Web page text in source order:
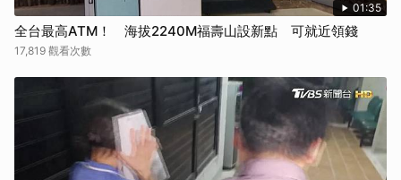
01:35
全台最高ATM！ 海拔2240M福壽山設新點 可就近領錢
17,819 觀看次數